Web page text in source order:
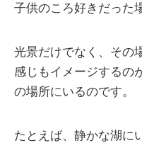
子供のころ好きだった
光景だけでなく、その
感じもイメージするの
の場所にいるのです。
たとえば、静かな湖に